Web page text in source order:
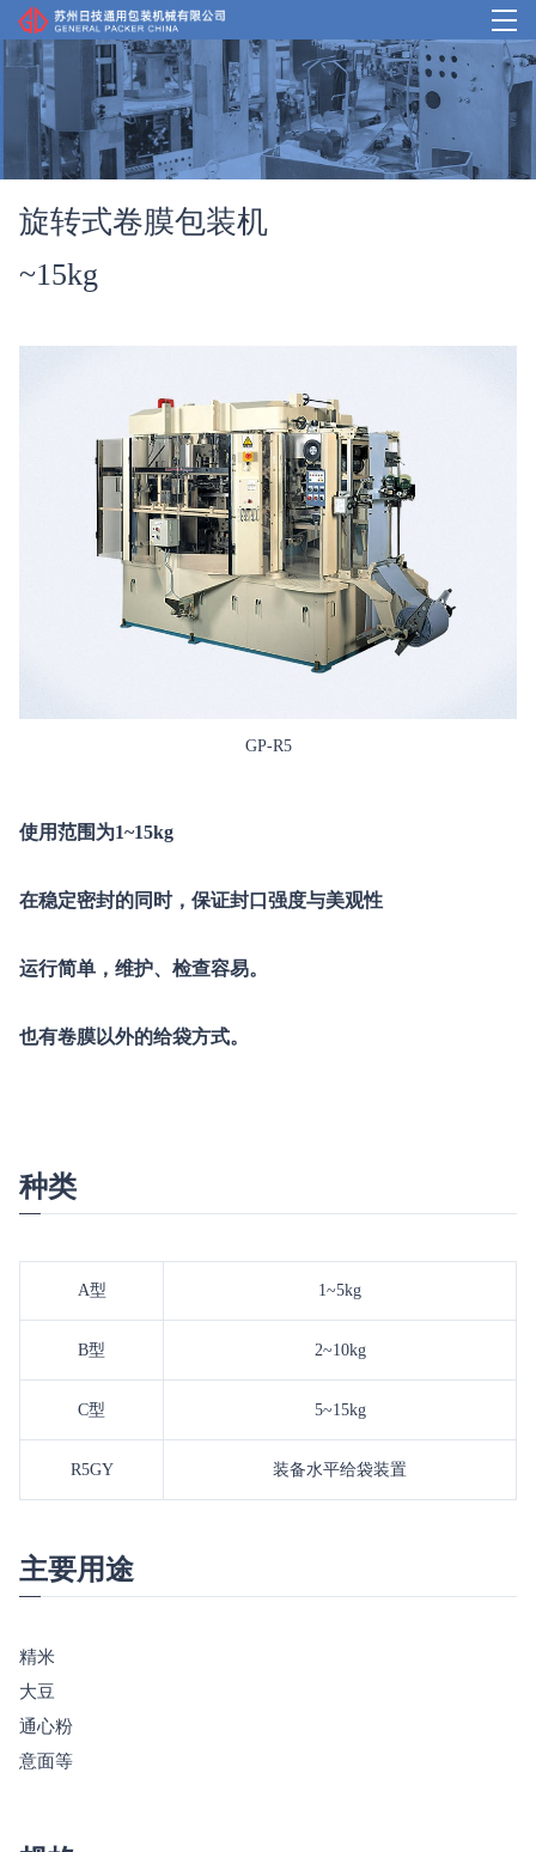
首页
产品中心
我们的优势
案例介绍
企业概况
旋转式卷膜包装机
~15kg
GP-R5
使用范围为1~15kg
在稳定密封的同时，保证封口强度与美观性
运行简单，维护、检查容易。
也有卷膜以外的给袋方式。
种类
A型 1~5kg
B型 2~10kg
C型 5~15kg
R5GY 装备水平给袋装置
主要用途
精米
大豆
通心粉
意面等